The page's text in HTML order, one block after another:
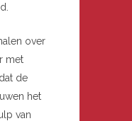
over
met
de
het
van